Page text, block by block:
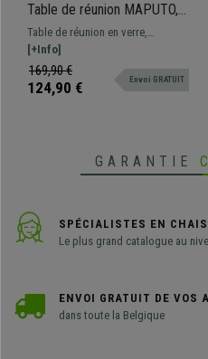
Table de réunion MAPUTO,
140 x 80 x 75 cm, Structure
Métallique et Verre Trempé,
Blanc
Table de réunion en verre,
moderne et contemporaine.
Fabriquée avec des matériaux de
qualité, elle s'intègre parfaitement
[+Info]
169,90 €
124,90 € Envoi GRATUIT
GARANTIE
SPÉCIALISTES EN
Le plus grand catalogue au
ENVOI GRATUIT DE VOS
dans toute la Belgique